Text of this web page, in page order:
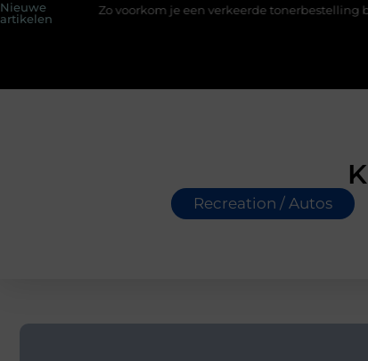
Nieuwe
artikelen
Zo voorkom je een verkeerde tonerbestelling bij HP
Recreation / Autos